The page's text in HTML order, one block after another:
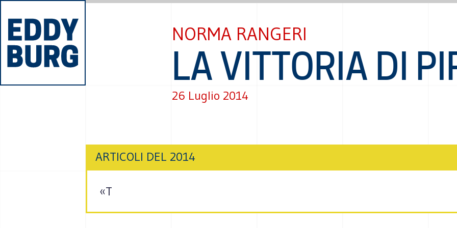
NORMA RANGERI
LA VITTORIA DI
26 Luglio 2014
ARTICOLI DEL 2014
«T